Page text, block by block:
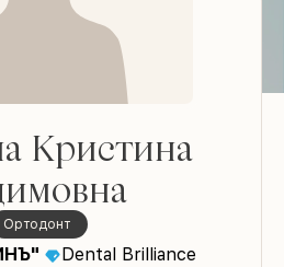
Кристина
Ортодонт
Dental Brilliance